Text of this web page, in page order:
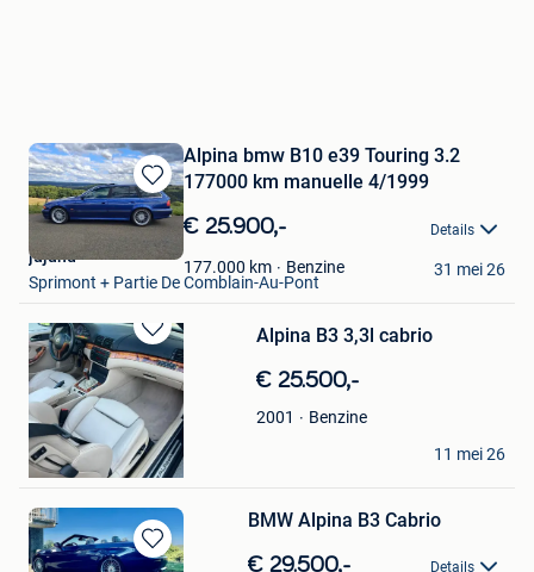
Bewaren
in
Favorieten
Alpina bmw B10 e39 Touring 3.2
177000 km manuelle 4/1999
€ 25.900,- Details
177.000 km Benzine
jujuhd
Sprimont + Partie De Comblain-Au-Pont
31 mei 26
Bewaren
in
Mijn
Favorieten
Alpina B3 3,3l cabrio
€ 25.500,-
2001
Benzine
DRS
Roeselare
11 mei 26
Bewaren
BMW Alpina B3 Cabrio
€ 29.500,- Details